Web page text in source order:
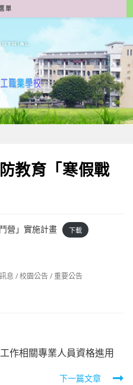
單
教育「寒假戰
營」實施計畫 下載
息 /校園公告/重要公告
作相關專業人員資格進用
下一篇文章